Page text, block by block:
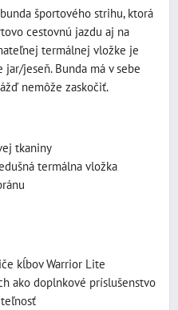
športového strihu, ktorá
cestovnú jazdu aj na
termálnej vložke je
jeseň. Bunda má v sebe
nemôže zaskočiť.
tkaniny
termálna vložka
kĺbov Warrior Lite
ako doplnkové príslušenstvo